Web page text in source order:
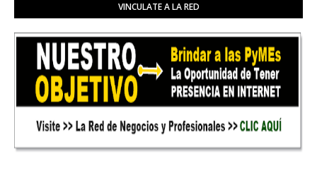
VINCULATE A LA RED